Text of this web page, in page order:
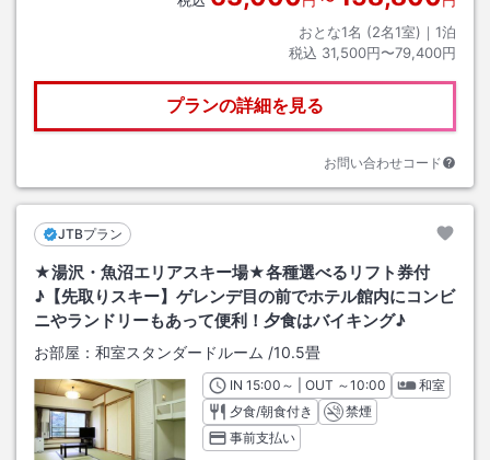
おとな1名 (2名1室)｜ 1泊
税込 31,500円〜79,400円
プランの詳細を見る
お問い合わせコード
JTBプラン
★湯沢・魚沼エリアスキー場★各種選べるリフト券付
♪【先取りスキー】ゲレンデ目の前でホテル館内にコンビ
ニやランドリーもあって便利！夕食はバイキング♪
お部屋： 和室スタンダードルーム /10.5畳
INチェックイン
15:00 ～ | OUT チェックアウト
～10:00
和室
夕食/朝食付き
禁煙
事前支払い